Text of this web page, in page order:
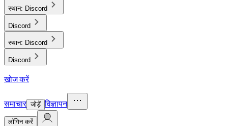
स्थान: Discord
Discord
स्थान: Discord
Discord
खोज करें
समाचार जोड़ें विज्ञापन
लाॅगिन करें